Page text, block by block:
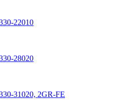
22010
28020
31020, 2GR-FE